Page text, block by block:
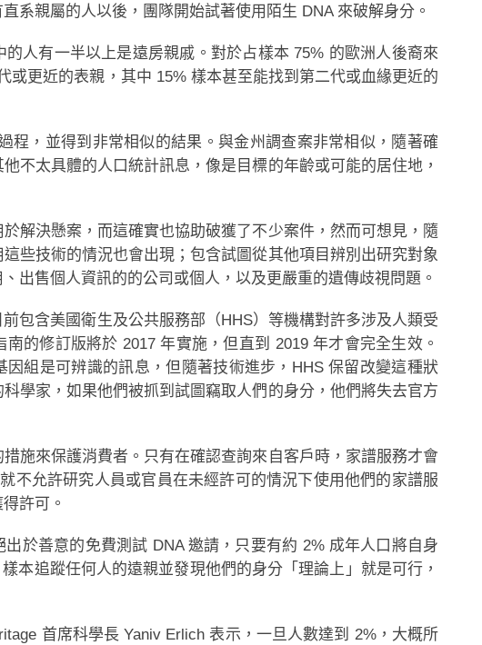
系親屬的人以後，團隊開始試著使用陌生 DNA 來破解身分。
人有一半以上是遠房親戚。對於占樣本 75% 的歐洲人後裔來
或更近的表親，其中 15% 樣本甚至能找到第二代或血緣更近的
程，並得到非常相似的結果。與金州調查案非常相似，隨著確
不太具體的人口統計訊息，像是目標的年齡或可能的居住地，
解決懸案，而這確實也協助破獲了不少案件，然而可想見，隨
些技術的情況也會出現；包含試圖從其他項目辨別出研究對象
出售個人資訊的的公司或個人，以及更嚴重的遺傳歧視問題。
包含美國衛生及公共服務部（HHS）等機構對許多涉及人類受
的修訂版將於 2017 年實施，但直到 2019 年才會完全生效。
組是可辨識的訊息，但隨著技術進步，HHS 保留改變這種狀
學家，如果他們被抓到試圖竊取人們的身分，他們將失去官方
施來保護消費者。只有在確認查詢來自客戶時，家譜服務才會
不允許研究人員或官員在未經許可的情況下使用他們的家譜服
許可。
於善意的免費測試 DNA 邀請，只要有約 2% 成年人口將自身
本追蹤任何人的遠親並發現他們的身分「理論上」就是可行，
首席科學長 Yaniv Erlich 表示，一旦人數達到 2%，大概所